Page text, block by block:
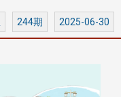
244期 2025-06-30